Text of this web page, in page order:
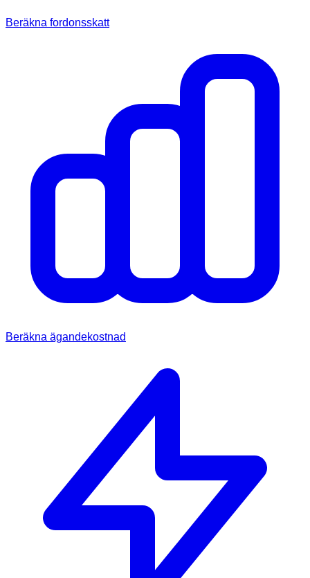
Beräkna fordonsskatt
Beräkna ägandekostnad